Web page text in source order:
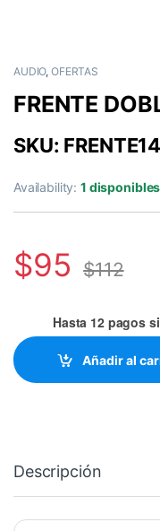
AUDIO,OFERTAS
FRENTE
SKU:
Availability:1 disponibles
$95 $112
Hasta 12 pagos
Añadir al
Descripción